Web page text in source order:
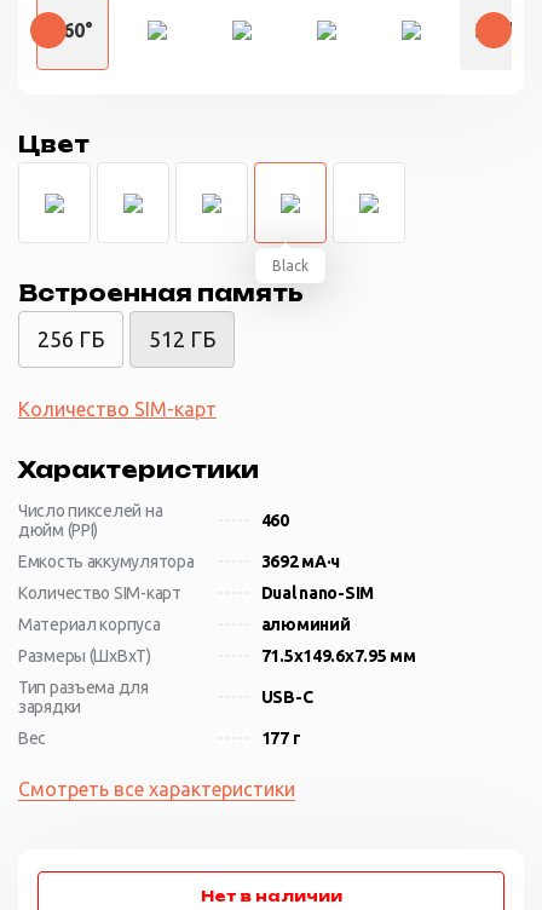
360° 360°
Цвет
Black
Встроенная память
256 ГБ 512 ГБ
Количество SIM-карт
Характеристики
Число пикселей на
дюйм (PPI)
460
Емкость аккумулятора
3692 мА·ч
Количество SIM-карт
Dual nano-SIM
Материал корпуса
алюминий
Размеры (ШxВxТ)
71.5x149.6x7.95 мм
Тип разъема для
зарядки
USB-C
Вес 177 г
Смотреть все характеристики